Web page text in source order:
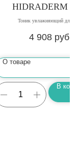
HIDRADERM
Тоник увлажняющий для
4 908 руб.
О товаре
В